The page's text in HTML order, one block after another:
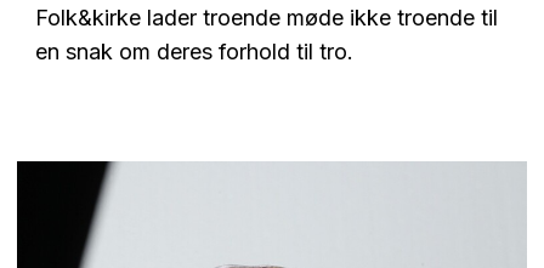
Folk&kirke lader troende møde ikke troende til
en snak om deres forhold til tro.